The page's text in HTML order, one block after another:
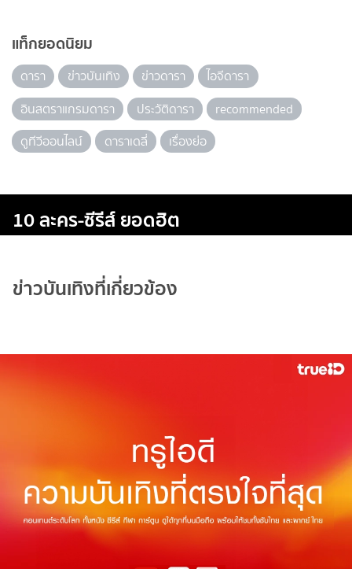
แท็กยอดนิยม
ดารา ข่าวบันเทิง ข่าวดารา
ไอจีดารา
อินสตราแกรมดารา
ประวัติดารา
recommended
ดูทีวีออนไลน์
ดาราเดลี่ เรื่องย่อ
10 ละคร-ซีรีส์ ยอดฮิต
ข่าวบันเทิงที่เกี่ยวข้อง